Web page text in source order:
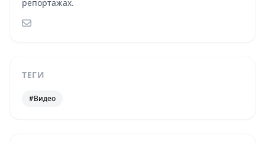
репортажах.
ТЕГИ
#Видео